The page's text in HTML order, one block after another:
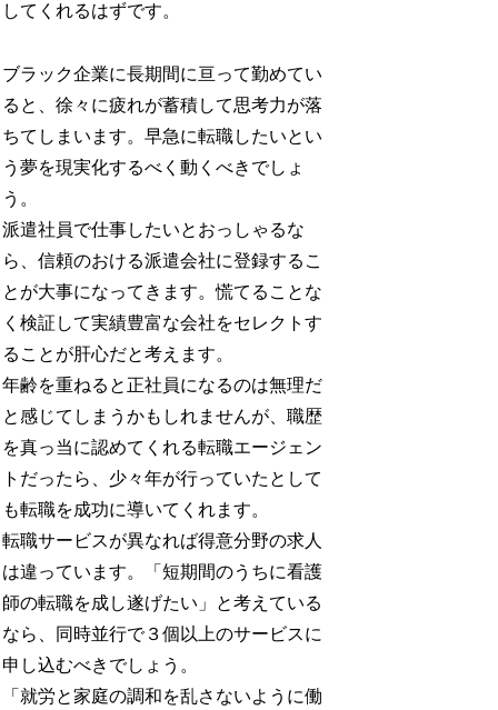
してくれるはずです。
ブラック企業に長期間に亘って勤めてい
ると、徐々に疲れが蓄積して思考力が落
ちてしまいます。早急に転職したいとい
う夢を現実化するべく動くべきでしょ
う。
派遣社員で仕事したいとおっしゃるな
ら、信頼のおける派遣会社に登録するこ
とが大事になってきます。慌てることな
く検証して実績豊富な会社をセレクトす
ることが肝心だと考えます。
年齢を重ねると正社員になるのは無理だ
と感じてしまうかもしれませんが、職歴
を真っ当に認めてくれる転職エージェン
トだったら、少々年が行っていたとして
も転職を成功に導いてくれます。
転職サービスが異なれば得意分野の求人
は違っています。「短期間のうちに看護
師の転職を成し遂げたい」と考えている
なら、同時並行で３個以上のサービスに
申し込むべきでしょう。
「就労と家庭の調和を乱さないように働